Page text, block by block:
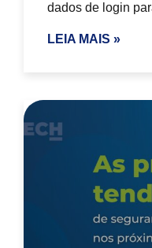
dados de login
LEIA MAIS »